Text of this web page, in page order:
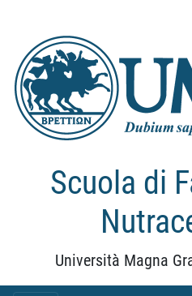
Scuola di
Università Magna